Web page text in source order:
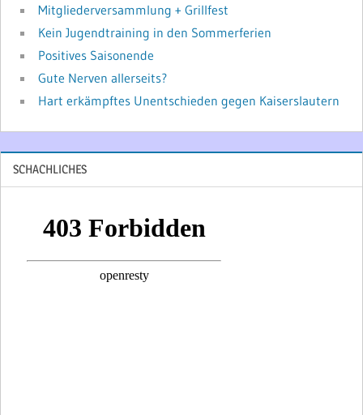
Mitgliederversammlung + Grillfest
Kein Jugendtraining in den Sommerferien
Positives Saisonende
Gute Nerven allerseits?
Hart erkämpftes Unentschieden gegen Kaiserslautern
SCHACHLICHES